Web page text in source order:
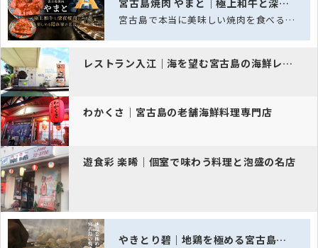
レストラン入江｜海を望む宮古島の海鮮レストラン
わかくさ｜宮古島の老舗海鮮料理専門店
遊食彩 楽晞｜個室で味わう料理と泡盛の名店
宮古島焼肉 やまと｜極上和牛と深夜焼肉を楽しめる隠れ家の名店
宮古島で本当に美味しい焼肉を食べるなら「宮古島焼肉 やまと」。美しいサシが入った…
やきとり碧｜地鶏を極める宮古島の焼鳥処